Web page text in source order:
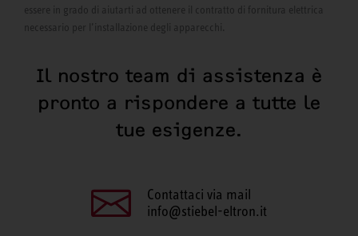
essere in grado di aiutarti ad ottenere il contratto di fornitura elettrica
necessario per l’installazione degli apparecchi.
Il nostro team di assistenza è
pronto a rispondere a tutte le
tue esigenze.
Contattaci via mail
info@stiebel-eltron.it